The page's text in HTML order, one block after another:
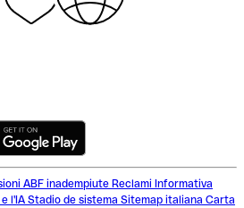
ABF inadempiute Reclami Informativa
l'IA Stadio de sistema Sitemap italiana Carta